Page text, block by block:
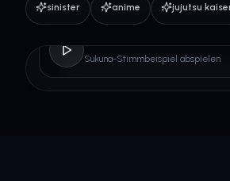
sinister anime jujutsu
Sukuna-Stimmbeispiel abspielen